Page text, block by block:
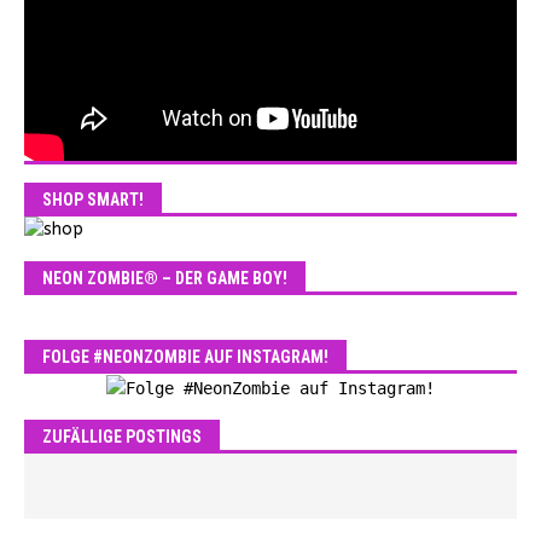
SHOP SMART!
NEON ZOMBIE® – DER GAME BOY!
FOLGE #NEONZOMBIE AUF INSTAGRAM!
ZUFÄLLIGE POSTINGS